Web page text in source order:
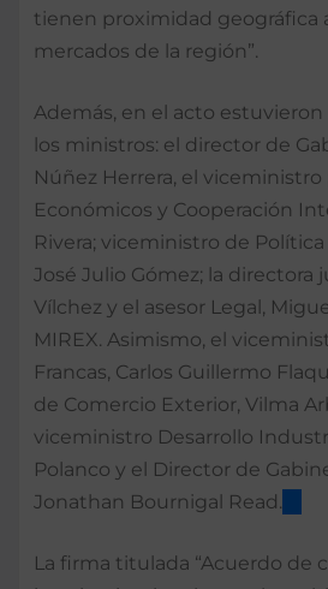
tienen proximidad geográfica
mercados de la región”.
Además, en el acto
los ministros: el director de
Núñez Herrera, el viceministro
Económicos y Cooperación
Rivera; viceministro de
José Julio Gómez; la directora
Vílchez y el asesor Legal,
MIREX. Asimismo, el
Francas, Carlos Guillermo
de Comercio Exterior, Vilma
viceministro Desarrollo
Polanco y el Director de
Jonathan Bournigal Read.
La firma titulada “Acuerdo de